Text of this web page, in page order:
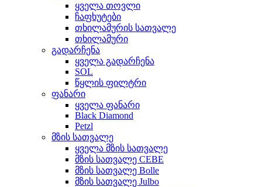
ყველა თოვლი
ჩაფხუტები
თხილამურის სათვალე
თხილამური
გადარჩენა
ყველა გადარჩენა
SOL
წყლის ფილტრი
ფანარი
ყველა ფანარი
Black Diamond
Petzl
მზის სათვალე
ყველა მზის სათვალე
მზის სათვალე CEBE
მზის სათვალე Bolle
მზის სათვალე Julbo